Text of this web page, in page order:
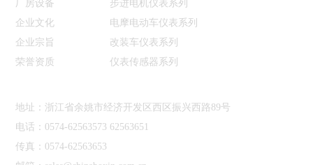
厂房设备
企业文化
企业宗旨
荣誉资质
步进电机仪表系列
电摩电动车仪表系列
改装车仪表系列
仪表传感器系列
地址：浙江省余姚市经济开发区西区振兴西路89号
电话： 0574-62563573 62563651
传真：0574-62563653